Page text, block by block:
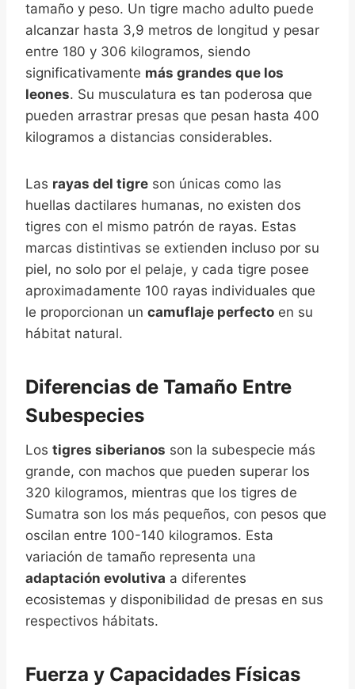
tamaño y peso. Un tigre macho adulto puede
alcanzar hasta 3,9 metros de longitud y pesar
entre 180 y 306 kilogramos, siendo
significativamente más grandes que los
leones. Su musculatura es tan poderosa que
pueden arrastrar presas que pesan hasta 400
kilogramos a distancias considerables.
Las rayas del tigre son únicas como las
huellas dactilares humanas, no existen dos
tigres con el mismo patrón de rayas. Estas
marcas distintivas se extienden incluso por su
piel, no solo por el pelaje, y cada tigre posee
aproximadamente 100 rayas individuales que
le proporcionan un camuflaje perfecto en su
hábitat natural.
Diferencias de Tamaño Entre
Subespecies
Los tigres siberianos son la subespecie más
grande, con machos que pueden superar los
320 kilogramos, mientras que los tigres de
Sumatra son los más pequeños, con pesos que
oscilan entre 100-140 kilogramos. Esta
variación de tamaño representa una
adaptación evolutiva a diferentes
ecosistemas y disponibilidad de presas en sus
respectivos hábitats.
Fuerza y Capacidades Físicas